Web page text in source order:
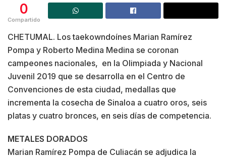
0
Compartido
CHETUMAL. Los taekowndoínes Marian Ramírez
Pompa y Roberto Medina Medina se coronan
campeones nacionales, en la Olimpiada y Nacional
Juvenil 2019 que se desarrolla en el Centro de
Convenciones de esta ciudad, medallas que
incrementa la cosecha de Sinaloa a cuatro oros, seis
platas y cuatro bronces, en seis días de competencia.
METALES DORADOS
Marian Ramírez Pompa de Culiacán se adjudica la